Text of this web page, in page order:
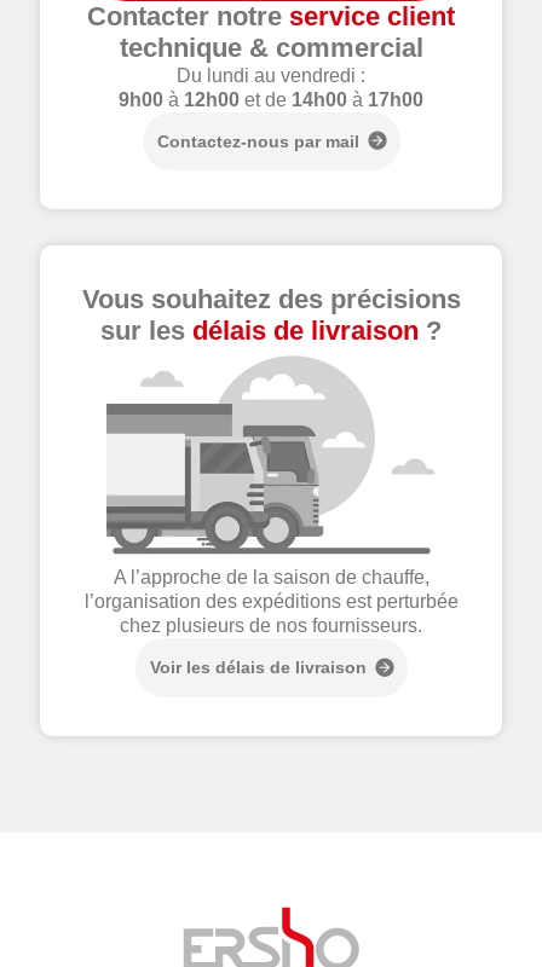
Contacter notre service client
technique & commercial
Du lundi au vendredi :
9h00 à 12h00 et de 14h00 à 17h00
Contactez-nous par mail
Vous souhaitez des précisions
sur les délais de livraison ?
A l’approche de la saison de chauffe,
l’organisation des expéditions est perturbée
chez plusieurs de nos fournisseurs.
Voir les délais de livraison